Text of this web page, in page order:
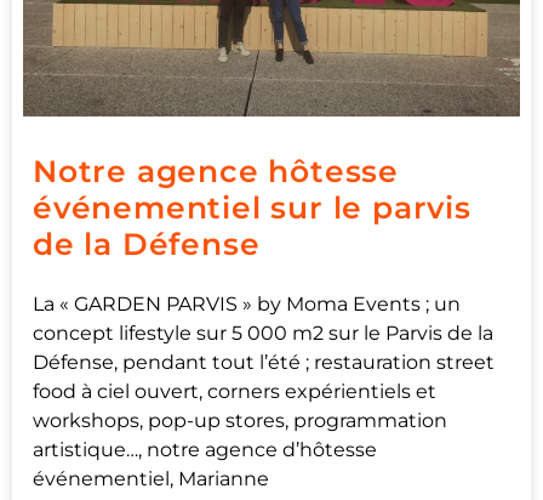
Notre agence hôtesse
événementiel sur le parvis
de la Défense
La « GARDEN PARVIS » by Moma Events ; un
concept lifestyle sur 5 000 m2 sur le Parvis de la
Défense, pendant tout l’été ; restauration street
food à ciel ouvert, corners expérientiels et
workshops, pop-up stores, programmation
artistique…, notre agence d’hôtesse
événementiel, Marianne